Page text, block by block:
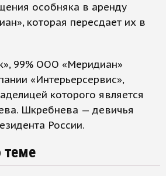
особняка в аренду
которая пересдает их в
99% ООО «Меридиан»
«Интерьерсервис»,
которого является
Шкребнева — девичья
России.
теме